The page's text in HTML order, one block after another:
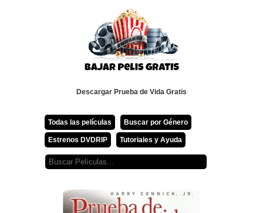
Descargar Prueba de Vida Gratis
Todas las películas Buscar por Género
Estrenos DVDRIP Tutoriales y Ayuda